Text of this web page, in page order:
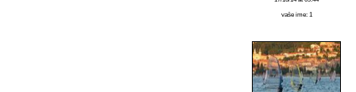
vaše ime: 1